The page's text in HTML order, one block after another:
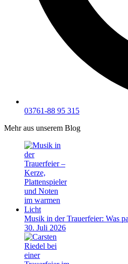
03761-88 95 315
Mehr aus unserem Blog
Musik in der Trauerfeier: Was
30. Juli 2026